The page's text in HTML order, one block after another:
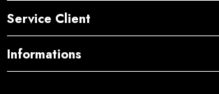
Service Client
Informations